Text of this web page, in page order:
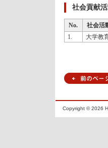
社会貢献
No.
社会活
1.
大学教
Copyright ©2026